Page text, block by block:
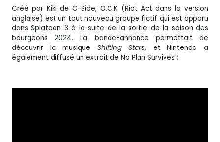
Créé par Kiki de C-Side, O.C.K (Riot Act dans la version
anglaise) est un tout nouveau groupe fictif qui est apparu
dans Splatoon 3 à la suite de la sortie de la saison des
bourgeons 2024. La bande-annonce permettait de
découvrir la musique Shifting Stars, et Nintendo a
également diffusé un extrait de No Plan Survives :